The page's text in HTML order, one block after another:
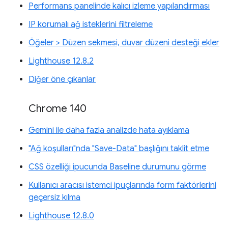
Performans panelinde kalıcı izleme yapılandırması
IP korumalı ağ isteklerini filtreleme
Öğeler > Düzen sekmesi, duvar düzeni desteği ekler
Lighthouse 12.8.2
Diğer öne çıkanlar
Chrome 140
Gemini ile daha fazla analizde hata ayıklama
"Ağ koşulları"nda "Save-Data" başlığını taklit etme
CSS özelliği ipucunda Baseline durumunu görme
Kullanıcı aracısı istemci ipuçlarında form faktörlerini
geçersiz kılma
Lighthouse 12.8.0